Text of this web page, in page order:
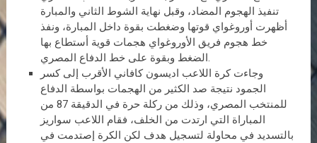
تنفيذ الهجوم المضاد، وقبل نهاية الشوط الثاني والمبارة
أظهرت أوروغواي قوتها وضغطت بقوة داخل المبارة، ونفذ
خط هجوم فريق الأوروغواي هجمات قوية أستطاع بها
الضغط وبقوة على خط الدفاع المصري.
وجاءت كرة اللاعب اديسون كافاني الأقرب إلى كسر
الجمود نتيجة صد الكثير من الهجمات بواسطة الدفاع
للمنتخب المصري، وذلك من ركلة حرة في الدقيقة 87 من
المباراة التي ارتدت من الخلف، فقام اللاعب سواريز
بالتسديد في محاولة لتسجيل هدف لكن الكرة إصتدمت في